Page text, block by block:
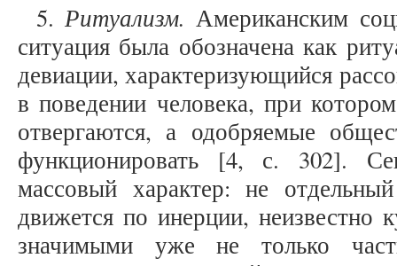
5. Ритуализм.Американским
ситуация была обозначена как
девиации, характеризующийся
в поведении человека, при
отвергаются, а одобряемые
функционировать [4, с. 302].
массовый характер: не
движется по инерции, неизвестно
значимыми уже не только